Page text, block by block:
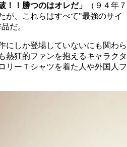
！勝つのはオレだ」
（９４年７
が、これらはすべて"最強のサイ
だ。
にしか登場していないにも関わら
熱狂的ファンを抱えるキャラクタ
リーＴシャツを着た人や外国人フ